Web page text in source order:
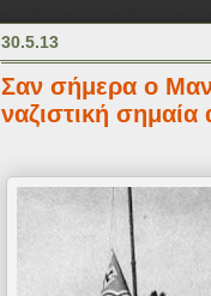
30.5.13
Σαν σήμερα ο
ναζιστική